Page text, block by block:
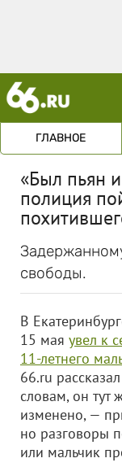
ГЛАВНОЕ
«Был пьян
полиция
свободы.
В
15 мая увел к
11-летнего
66.ru
словам, он тут
изменено, —
но разговоры
или мальчик